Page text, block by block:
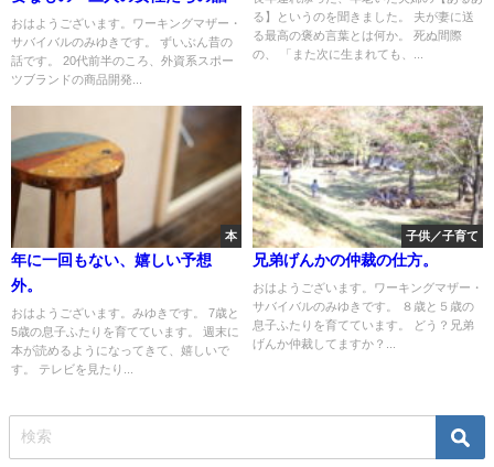
おはようございます。ワーキングマザー・
サバイバルのみゆきです。 ずいぶん昔の
話です。 20代前半のころ、外資系スポー
ツブランドの商品開発...
る】というのを聞きました。 夫が妻に送
る最高の褒め言葉とは何か。 死ぬ間際
の、 「また次に生まれても、...
本
年に一回もない、嬉しい予想
外。
おはようございます。みゆきです。 7歳と
5歳の息子ふたりを育てています。 週末に
本が読めるようになってきて、嬉しいで
す。 テレビを見たり...
子供／子育て
兄弟げんかの仲裁の仕方。
おはようございます。ワーキングマザー・
サバイバルのみゆきです。 ８歳と５歳の
息子ふたりを育てています。 どう？兄弟
げんか仲裁してますか？...